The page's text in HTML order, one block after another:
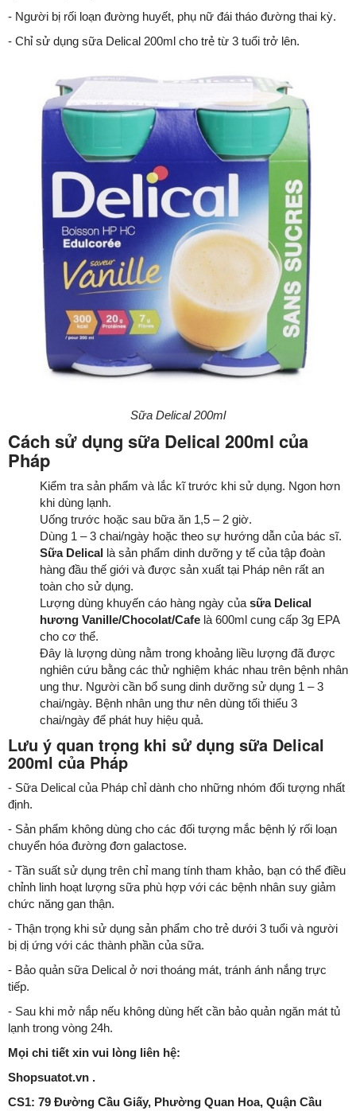
- Người bị rối loạn đường huyết, phụ nữ đái tháo đường thai kỳ.
- Chỉ sử dụng sữa Delical 200ml cho trẻ từ 3 tuổi trở lên.
Sữa Delical 200ml
Cách sử dụng sữa Delical 200ml của
Pháp
Kiểm tra sản phẩm và lắc kĩ trước khi sử dụng. Ngon hơn
khi dùng lạnh.
Uống trước hoặc sau bữa ăn 1,5 – 2 giờ.
Dùng 1 – 3 chai/ngày hoặc theo sự hướng dẫn của bác sĩ.
Sữa Delical là sản phẩm dinh dưỡng y tế của tập đoàn
hàng đầu thế giới và được sản xuất tại Pháp nên rất an
toàn cho sử dụng.
Lượng dùng khuyến cáo hàng ngày của sữa Delical
hương Vanille/Chocolat/Cafe là 600ml cung cấp 3g EPA
cho cơ thể.
Đây là lượng dùng nằm trong khoảng liều lượng đã được
nghiên cứu bằng các thử nghiệm khác nhau trên bệnh nhân
ung thư. Người cần bổ sung dinh dưỡng sử dụng 1 – 3
chai/ngày. Bệnh nhân ung thư nên dùng tối thiểu 3
chai/ngày để phát huy hiệu quả.
Lưu ý quan trọng khi sử dụng sữa Delical
200ml của Pháp
- Sữa Delical của Pháp chỉ dành cho những nhóm đối tượng nhất
định.
- Sản phẩm không dùng cho các đối tượng mắc bệnh lý rối loạn
chuyển hóa đường đơn galactose.
- Tần suất sử dụng trên chỉ mang tính tham khảo, bạn có thể điều
chỉnh linh hoạt lượng sữa phù hợp với các bệnh nhân suy giảm
chức năng gan thận.
- Thận trọng khi sử dụng sản phẩm cho trẻ dưới 3 tuổi và người
bị dị ứng với các thành phần của sữa.
- Bảo quản sữa Delical ở nơi thoáng mát, tránh ánh nắng trực
tiếp.
- Sau khi mở nắp nếu không dùng hết cần bảo quản ngăn mát tủ
lạnh trong vòng 24h.
Mọi chi tiết xin vui lòng liên hệ:
Shopsuatot.vn .
CS1: 79 Đường Cầu Giấy, Phường Quan Hoa, Quận Cầu